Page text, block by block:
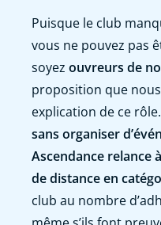
Puisque le club
vous ne pouvez pas
soyez ouvreurs de
proposition que
explication de ce rôle.
sans organiser
Ascendance relance
de distance en
club au nombre